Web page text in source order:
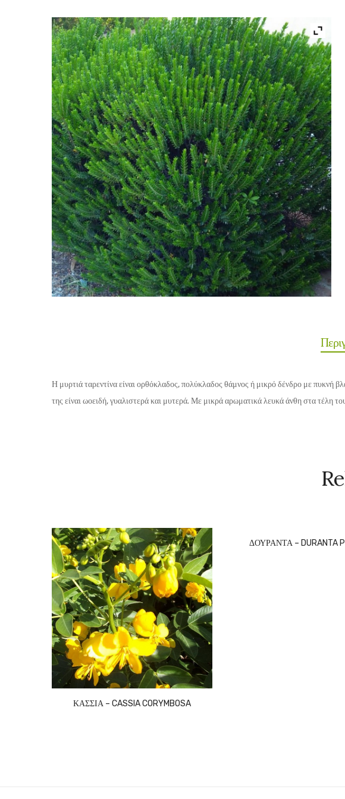
Η μυρτιά ταρεντίνα είναι ορθόκλαδος, πολύκλαδος θάμνος ή μικρό δένδρο με
της είναι ωοειδή, γυαλιστερά και μυτερά. Με μικρά αρωματικά λευκά άνθη στα τέλη
ΚΑΣΣΙΑ – CASSIA CORYMBOSA
ΔΟΥΡΑΝΤΑ – DURANTA